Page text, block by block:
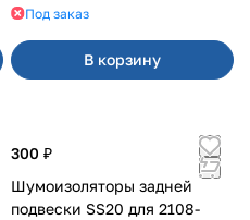
Под заказ
В корзину
300 ₽
Шумоизоляторы задней
подвески SS20 для 2108-